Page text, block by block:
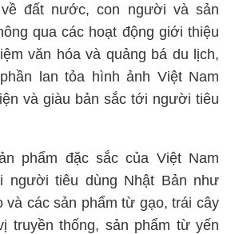
đất nước, con người và sản
qua các hoạt động giới thiệu
văn hóa và quảng bá du lịch,
lan tỏa hình ảnh Việt Nam
và giàu bản sắc tới người tiêu
phẩm đặc sắc của Việt Nam
người tiêu dùng Nhật Bản như
và các sản phẩm từ gạo, trái cây
truyền thống, sản phẩm từ yến